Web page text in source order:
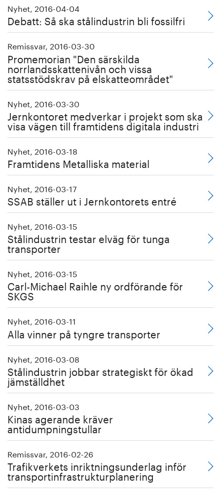
Nyhet, 2016-04-04
Debatt: Så ska stålindustrin bli fossilfri
Remissvar, 2016-03-30
Promemorian "Den särskilda
norrlandsskattenivån och vissa
statsstödskrav på elskatteområdet"
Nyhet, 2016-03-30
Jernkontoret medverkar i projekt som ska
visa vägen till framtidens digitala industri
Nyhet, 2016-03-18
Framtidens Metalliska material
Nyhet, 2016-03-17
SSAB ställer ut i Jernkontorets entré
Nyhet, 2016-03-15
Stålindustrin testar elväg för tunga
transporter
Nyhet, 2016-03-15
Carl-Michael Raihle ny ordförande för
SKGS
Nyhet, 2016-03-11
Alla vinner på tyngre transporter
Nyhet, 2016-03-08
Stålindustrin jobbar strategiskt för ökad
jämställdhet
Nyhet, 2016-03-03
Kinas agerande kräver
antidumpningstullar
Remissvar, 2016-02-26
Trafikverkets inriktningsunderlag inför
transportinfrastrukturplanering